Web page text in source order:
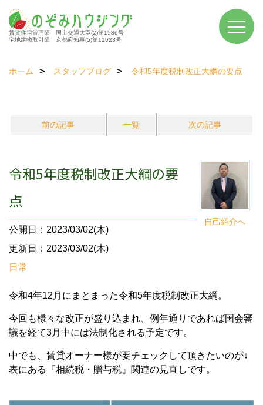
賃貸住宅管理業 国土交通大臣(2)第1586号
宅地建物取引業 京都府知事(5)第11623号
ホーム スタッフブログ 令和5年度税制改正大綱の要点
前の記事 一覧 次の記事
自己紹介へ
令和5年度税制改正大綱の要
点
公開日：2023/03/02(木)
更新日：2023/03/02(木)
日常
令和4年12月にまとまった令和5年度税制改正大綱。
今回も様々な改正が盛り込まれ、例年通りであれば国会審
議を経て3月中には法制化される予定です。
中でも、賃貸オーナー様が要チェックして頂きたいのが↓
表にある『相続税・贈与税』関連の見直しです。